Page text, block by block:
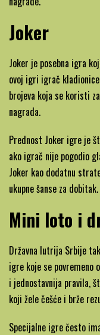
Joker
Joker je posebna igra
ovoj igri igrač
brojeva koja se koristi
nagrada.
Prednost Joker igre je
ako igrač nije pogodio
Joker kao dodatnu
ukupne šanse za dobitak.
Mini loto i
Državna lutrija Srbije
igre koje se povremeno
i jednostavnija pravila,
koji žele češće i brže
Specijalne igre često